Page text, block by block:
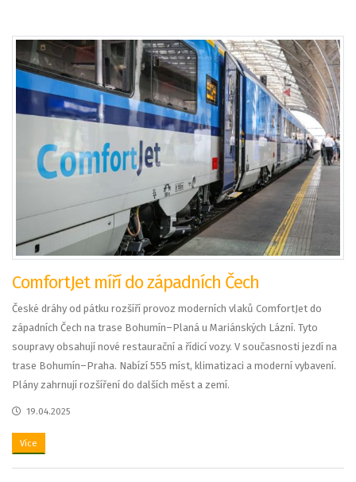
ComfortJet míří do západních Čech
České dráhy od pátku rozšíří provoz moderních vlaků ComfortJet do
západních Čech na trase Bohumín–Planá u Mariánských Lázní. Tyto
soupravy obsahují nové restaurační a řídicí vozy. V současnosti jezdí na
trase Bohumín–Praha. Nabízí 555 míst, klimatizaci a moderní vybavení.
Plány zahrnují rozšíření do dalších měst a zemí.
19.04.2025
Více